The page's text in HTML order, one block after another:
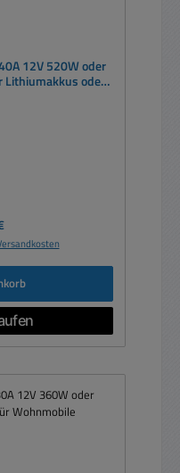
12V 520W oder
Lithiumakkus oder